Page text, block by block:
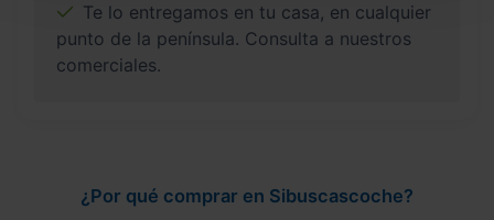
Te lo entregamos en tu casa, en cualquier
punto de la península. Consulta a nuestros
comerciales.
¿Por qué comprar en Sibuscascoche?